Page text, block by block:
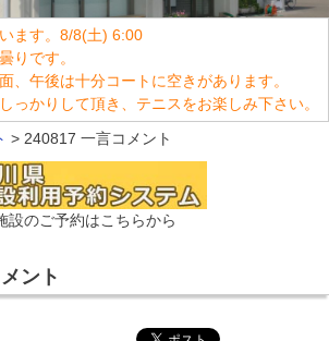
ます。8/8(土) 6:00
りです。
、午後は十分コートに空きがあります。
っかりして頂き、テニスをお楽しみ下さい。
> 240817 一言コメント
設のご予約はこちらから
ント